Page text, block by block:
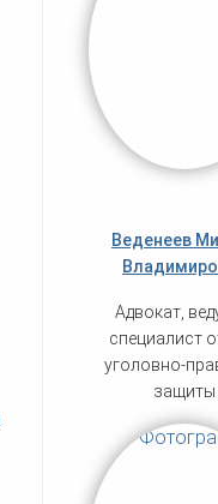
Веденеев
Адвокат,
специалист
уголовно-
защиты